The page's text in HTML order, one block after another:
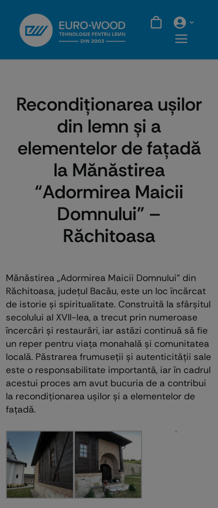
content
Recondiționarea ușilor
din lemn și a
elementelor de fațadă
la Mănăstirea
“Adormirea Maicii
Domnului” –
Răchitoasa
Mănăstirea „Adormirea Maicii Domnului” din
Răchitoasa, județul Bacău, este un loc încărcat
de istorie și spiritualitate. Construită la sfârșitul
secolului al XVII-lea, a trecut prin numeroase
încercări și restaurări, iar astăzi continuă să fie
un reper pentru viața monahală și comunitatea
locală. Păstrarea frumuseții și autenticității sale
este o responsabilitate importantă, iar în cadrul
acestui proces am avut bucuria de a contribui
la recondiționarea ușilor și a elementelor de
fațadă.